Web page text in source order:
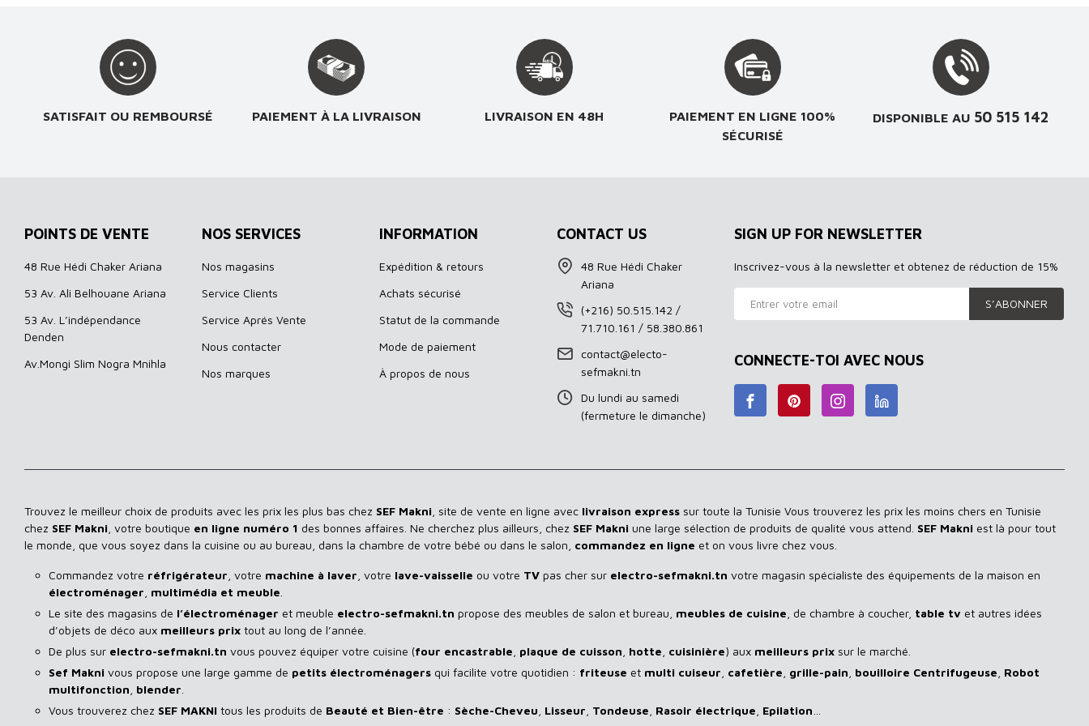
SATISFAIT OU REMBOURSÉ PAIEMENT À LA LIVRAISON LIVRAISON EN 48H
PAIEMENT EN LIGNE 100%
SÉCURISÉ
DISPONIBLE AU 50 515 142
POINTS DE VENTE
48 Rue Hédi Chaker Ariana
53 Av. Ali Belhouane Ariana
53 Av. L’indépendance
Denden
Av.Mongi Slim Nogra Mnihla
NOS SERVICES
Nos magasins
Service Clients
Service Aprés Vente
Nous contacter
Nos marques
INFORMATION
Expédition & retours
Achats sécurisé
Statut de la commande
Mode de paiement
À propos de nous
CONTACT US
48 Rue Hédi Chaker
Ariana
(+216) 50.515.142 /
71.710.161 / 58.380.861
contact@electo-
sefmakni.tn
Du lundi au samedi
(fermeture le dimanche)
SIGN UP FOR NEWSLETTER
Inscrivez-vous à la newsletter et obtenez de réduction de 15%
S’ABONNER
CONNECTE-TOI AVEC NOUS
Trouvez le meilleur choix de produits avec les prix les plus bas chez SEF Makni , site de vente en ligne avec livraison express sur toute la Tunisie Vous trouverez les prix les moins chers en Tunisie
chez SEF Makni , votre boutique en ligne numéro 1 des bonnes affaires. Ne cherchez plus ailleurs, chez SEF Makni une large sélection de produits de qualité vous attend. SEF Makni est là pour tout
le monde, que vous soyez dans la cuisine ou au bureau, dans la chambre de votre bébé ou dans le salon, commandez en ligne et on vous livre chez vous.
Commandez votre réfrigérateur , votre machine à laver , votre lave-vaisselle ou votre TV pas cher sur electro-sefmakni.tn votre magasin spécialiste des équipements de la maison en
électroménager multimédia et meuble
Le site des magasins de l’électroménager et meuble electro-sefmakni.tn propose des meubles de salon et bureau, meubles de cuisine , de chambre à coucher, table tv et autres idées
d’objets de déco aux meilleurs prix tout au long de l’année.
De plus sur electro-sefmakni.tn vous pouvez équiper votre cuisine (four encastrable plaque de cuisson hotte cuisinière) aux meilleurs prix sur le marché.
Sef Makni vous propose une large gamme de petits électroménagers qui facilite votre quotidien : friteuse et multi cuiseur cafetière grille-pain bouilloire Centrifugeuse Robot
multifonction blender
Vous trouverez chez SEF MAKNI tous les produits de Beauté et Bien-être : Sèche-Cheveu Lisseur Tondeuse Rasoir électrique Epilation